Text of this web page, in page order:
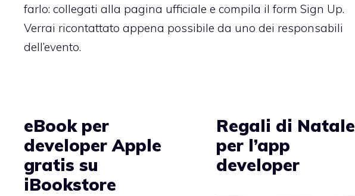
farlo: collegati alla pagina ufficiale e compila il form Sign Up.
Verrai ricontattato appena possibile da uno dei responsabili
dell’evento.
eBook per
developer Apple
gratis su
iBookstore
Regali di Natale
per l’app
developer